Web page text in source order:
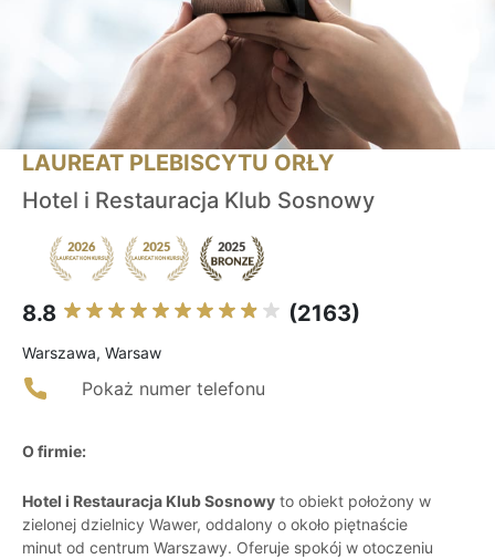
LAUREAT PLEBISCYTU ORŁY
Hotel i Restauracja Klub Sosnowy
8.8 (2163)
Warszawa, Warsaw
Pokaż numer telefonu
O firmie:
Hotel i Restauracja Klub Sosnowy to obiekt położony w
zielonej dzielnicy Wawer, oddalony o około piętnaście
minut od centrum Warszawy. Oferuje spokój w otoczeniu